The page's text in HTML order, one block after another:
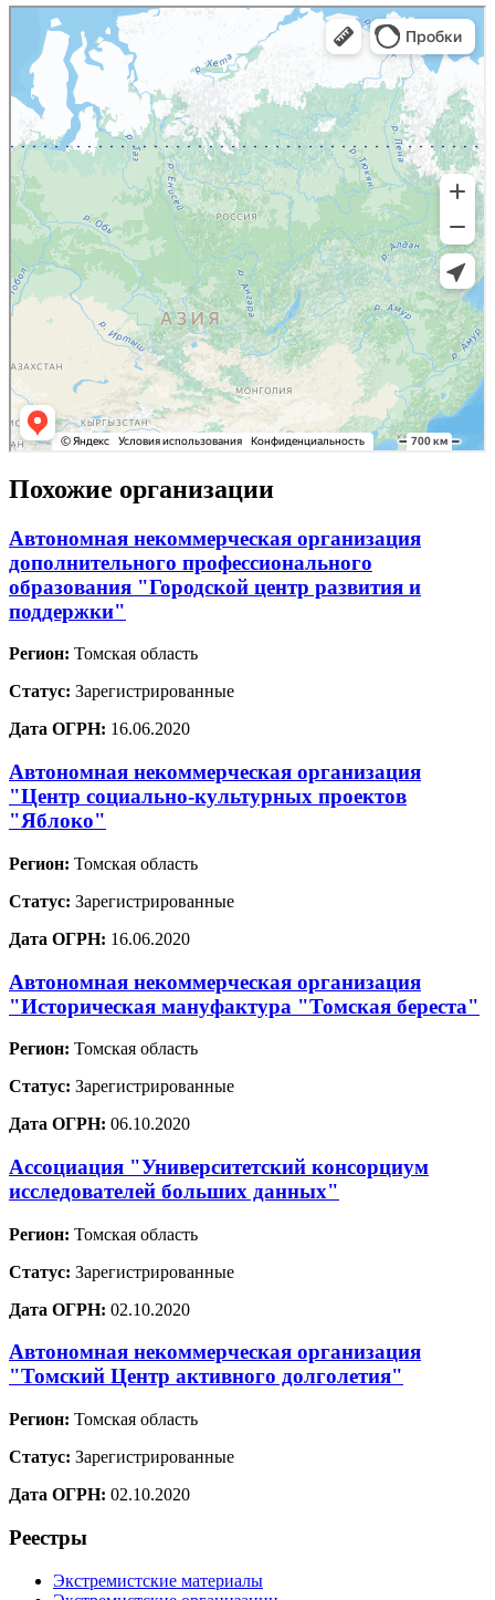
Похожие организации
Автономная некоммерческая организация
дополнительного профессионального
образования "Городской центр развития и
поддержки"
Регион: Томская область
Статус: Зарегистрированные
Дата ОГРН: 16.06.2020
Автономная некоммерческая организация
"Центр социально-культурных проектов
"Яблоко"
Регион: Томская область
Статус: Зарегистрированные
Дата ОГРН: 16.06.2020
Автономная некоммерческая организация
"Историческая мануфактура "Томская береста"
Регион: Томская область
Статус: Зарегистрированные
Дата ОГРН: 06.10.2020
Ассоциация "Университетский консорциум
исследователей больших данных"
Регион: Томская область
Статус: Зарегистрированные
Дата ОГРН: 02.10.2020
Автономная некоммерческая организация
"Томский Центр активного долголетия"
Регион: Томская область
Статус: Зарегистрированные
Дата ОГРН: 02.10.2020
Реестры
Экстремистские материалы